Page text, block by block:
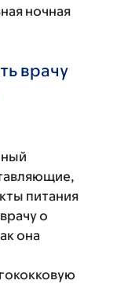
ночная
врачу
питания
о
она